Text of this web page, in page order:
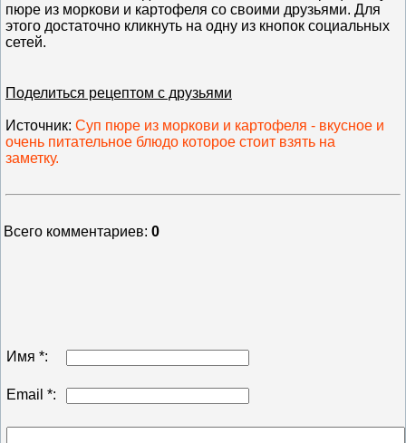
пюре из моркови и картофеля со своими друзьями. Для
этого достаточно кликнуть на одну из кнопок социальных
сетей.
Поделиться рецептом с друзьями
Источник: Суп пюре из моркови и картофеля - вкусное и
очень питательное блюдо которое стоит взять на
заметку.
Всего комментариев: 0
Имя *:
Email *: